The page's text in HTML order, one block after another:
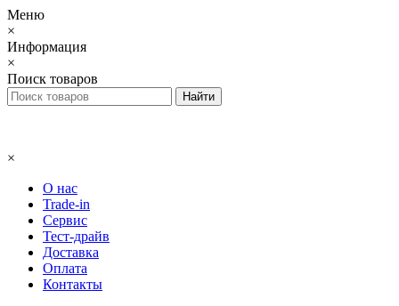
Меню
×
Информация
×
Поиск товаров
×
О нас
Trade-in
Сервис
Тест-драйв
Доставка
Оплата
Контакты